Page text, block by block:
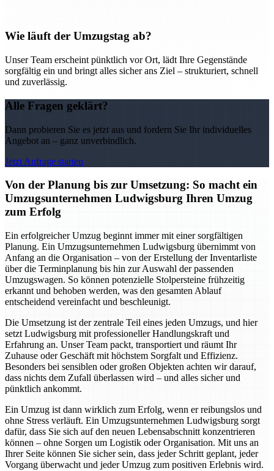
Wie läuft der Umzugstag ab?
Unser Team erscheint pünktlich vor Ort, lädt Ihre Gegenstände
sorgfältig ein und bringt alles sicher ans Ziel – strukturiert, schnell
und zuverlässig.
Alle Fragen geklärt?
Dann probieren Sie es jetzt aus und fordern Sie Ihr individuelles
Angebot an – ganz unverbindlich.
Jetzt Anfrage starten
Von der Planung bis zur Umsetzung: So macht ein
Umzugsunternehmen Ludwigsburg Ihren Umzug
zum Erfolg
Ein erfolgreicher Umzug beginnt immer mit einer sorgfältigen
Planung. Ein Umzugsunternehmen Ludwigsburg übernimmt von
Anfang an die Organisation – von der Erstellung der Inventarliste
über die Terminplanung bis hin zur Auswahl der passenden
Umzugswagen. So können potenzielle Stolpersteine frühzeitig
erkannt und behoben werden, was den gesamten Ablauf
entscheidend vereinfacht und beschleunigt.
Die Umsetzung ist der zentrale Teil eines jeden Umzugs, und hier
setzt Ludwigsburg mit professioneller Handlungskraft und
Erfahrung an. Unser Team packt, transportiert und räumt Ihr
Zuhause oder Geschäft mit höchstem Sorgfalt und Effizienz.
Besonders bei sensiblen oder großen Objekten achten wir darauf,
dass nichts dem Zufall überlassen wird – und alles sicher und
pünktlich ankommt.
Ein Umzug ist dann wirklich zum Erfolg, wenn er reibungslos und
ohne Stress verläuft. Ein Umzugsunternehmen Ludwigsburg sorgt
dafür, dass Sie sich auf den neuen Lebensabschnitt konzentrieren
können – ohne Sorgen um Logistik oder Organisation. Mit uns an
Ihrer Seite können Sie sicher sein, dass jeder Schritt geplant, jeder
Vorgang überwacht und jeder Umzug zum positiven Erlebnis wird.